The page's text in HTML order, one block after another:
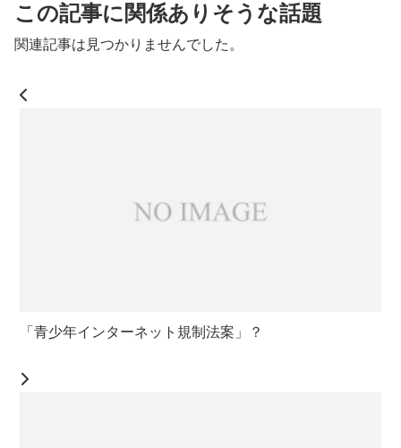
この記事に関係ありそうな話題
関連記事は見つかりませんでした。
「青少年インターネット規制法案」？